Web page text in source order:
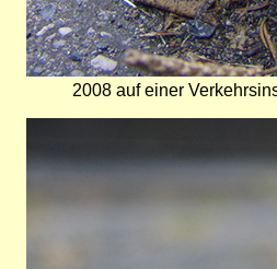
2008 auf einer